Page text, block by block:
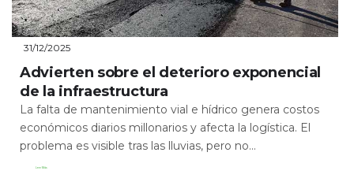
31/12/2025
Advierten sobre el deterioro exponencial
de la infraestructura
La falta de mantenimiento vial e hídrico genera costos
económicos diarios millonarios y afecta la logística. El
problema es visible tras las lluvias, pero no...
Leer Más